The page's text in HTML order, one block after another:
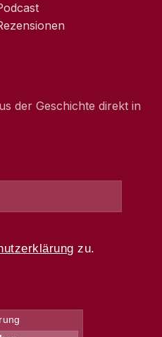
der Geschichte direkt in